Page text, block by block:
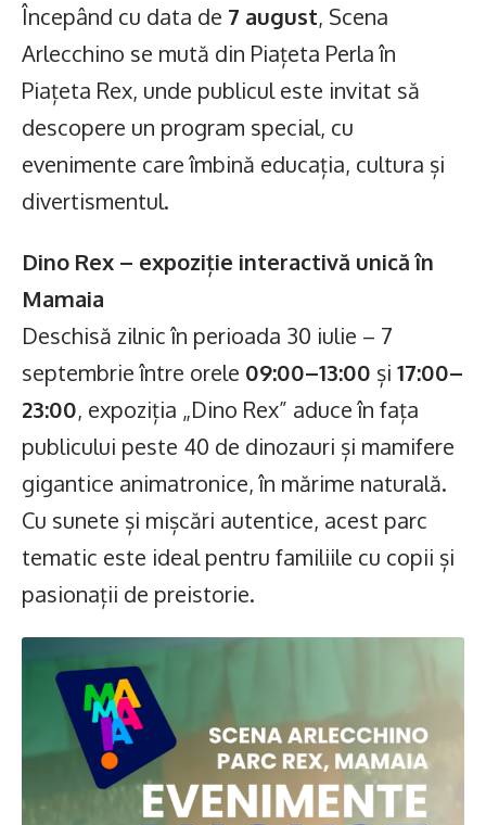
Începând cu data de 7 august, Scena
Arlecchino se mută din Piațeta Perla în
Piațeta Rex, unde publicul este invitat să
descopere un program special, cu
evenimente care îmbină educația, cultura și
divertismentul.
Dino Rex – expoziție interactivă unică în
Mamaia
Deschisă zilnic în perioada 30 iulie – 7
septembrie între orele 09:00–13:00 și 17:00–
23:00, expoziția „Dino Rex” aduce în fața
publicului peste 40 de dinozauri și mamifere
gigantice animatronice, în mărime naturală.
Cu sunete și mișcări autentice, acest parc
tematic este ideal pentru familiile cu copii și
pasionații de preistorie.